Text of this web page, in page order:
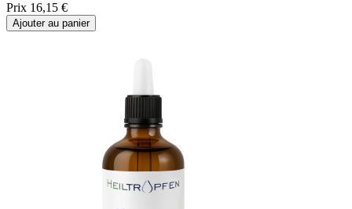
Prix 16,15 €
Ajouter au panier